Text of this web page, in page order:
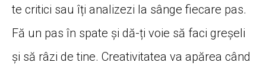
te critici sau îți analizezi la sânge fiecare pas.
Fă un pas în spate și dă-ți voie să faci greșeli
și să râzi de tine. Creativitatea va apărea când